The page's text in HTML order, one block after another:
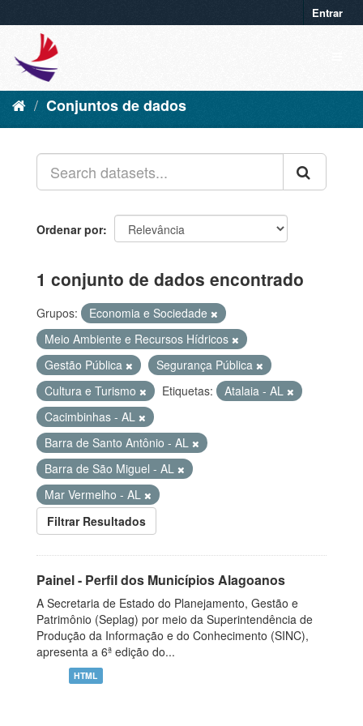
Entrar
Conjuntos de dados
Ordenar por
1 conjunto de dados encontrado
Grupos:
Economia e Sociedade
Meio Ambiente e Recursos Hídricos
Gestão Pública
Segurança Pública
Cultura e Turismo
Etiquetas:
Atalaia - AL
Cacimbinhas - AL
Barra de Santo Antônio - AL
Barra de São Miguel - AL
Mar Vermelho - AL
Filtrar Resultados
Painel - Perfil dos Municípios Alagoanos
A Secretaria de Estado do Planejamento, Gestão e
Patrimônio (Seplag) por meio da Superintendência de
Produção da Informação e do Conhecimento (SINC),
apresenta a 6ª edição do...
HTML